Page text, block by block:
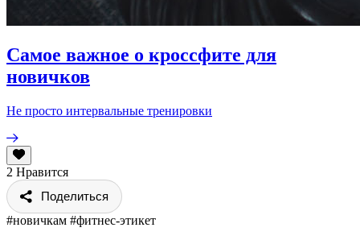
Самое важное о кроссфите для
новичков
Не просто интервальные тренировки
2 Нравится
Поделиться
#новичкам #фитнес-этикет